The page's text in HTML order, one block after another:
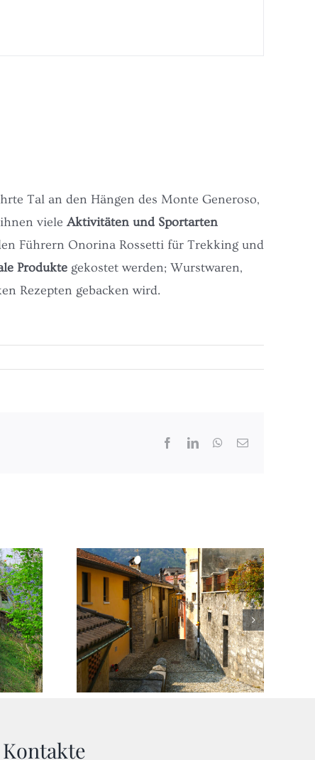
Tal an den Hängen des Monte Generoso,
viele Aktivitäten und Sportarten
Führern Onorina Rossetti für Trekking und
Produktegekostet werden; Wurstwaren,
Rezepten gebacken wird.
FacebookLinkedInWhatsApp
Email
Kontakte